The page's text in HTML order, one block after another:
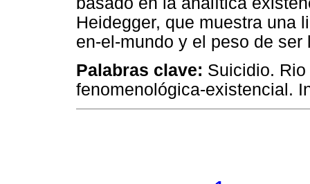
Heidegger, que muestra una
en-el-mundo y el peso de
Palabras clave: Suicidio.
fenomenológica-existencial.